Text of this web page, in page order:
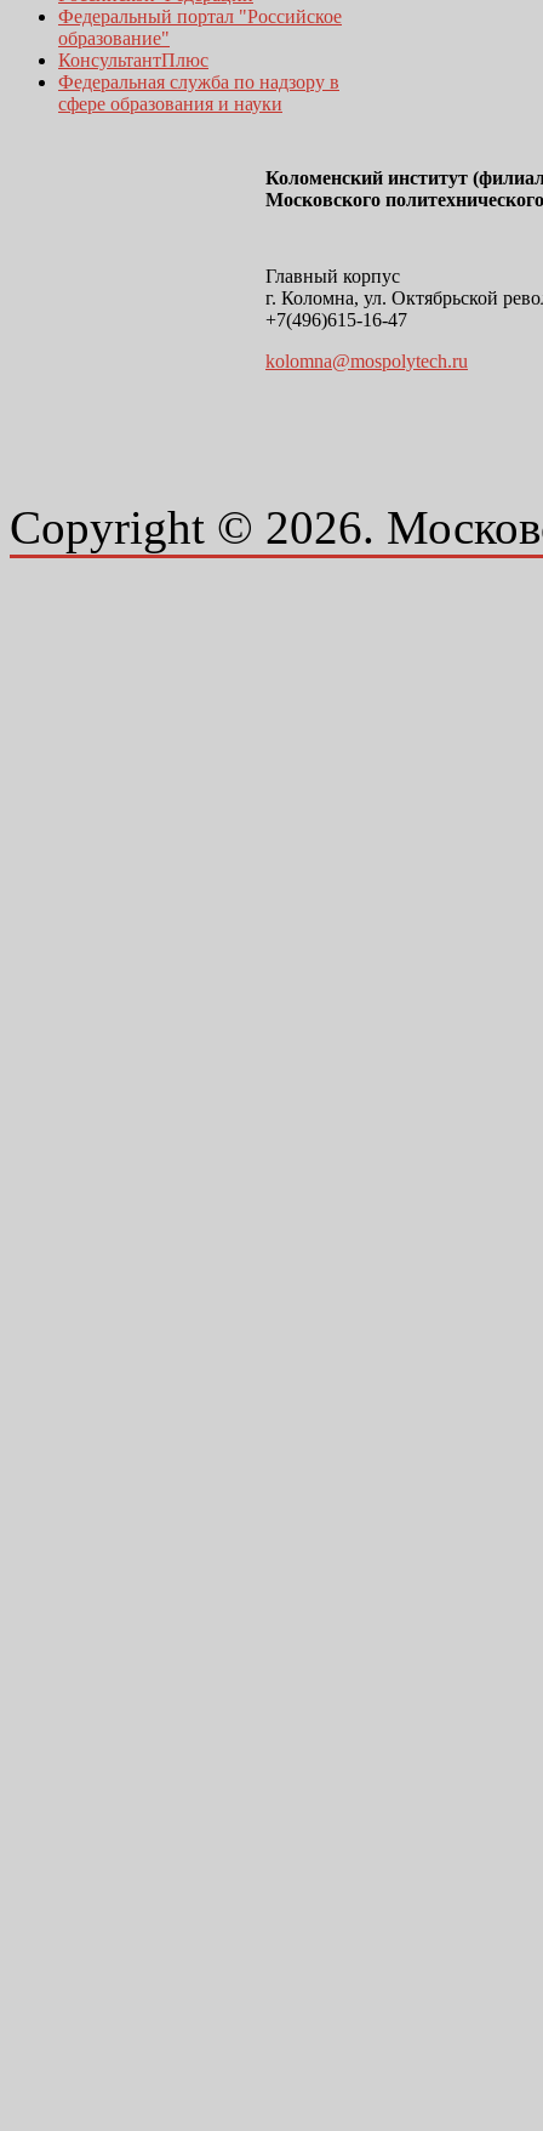
Федеральный портал "Российское
образование"
КонсультантПлюс
Федеральная служба по надзору в
сфере образования и науки
Коломенский институт
Московского
Главный корпус
г. Коломна, ул. Октябрьской
+7(496)615-16-47
kolomna@mospolytech.ru
Copyright © 2026.